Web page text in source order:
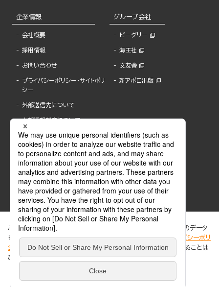
企業情報
会社概要
採用情報
お問い合わせ
プライバシーポリシー・サイトポリ
シー
外部送信先について
内部通報制度について
グループ会社
ビーグリー
海王社
文友舎
新アポロ出版
ABJマークは、この電子書店・電子書籍配信サービスが、著作権者からコンテンツ使用許諾を
得た正規版配信サービスであることを示す登録商標(登録番号 第6091713号)です。
ABJマークの詳細、ABJマークを掲示しているサービスの一覧はこちら。
ぶんか社が運営するサイトでは、利便性向上のためにCookie等のデータ
を使用しています。 当社のCookieについての詳細は、「プライバシーポリ
シー
」をご覧ください。当サイトでは、訪問者の個人情報を追跡することは
ありません。